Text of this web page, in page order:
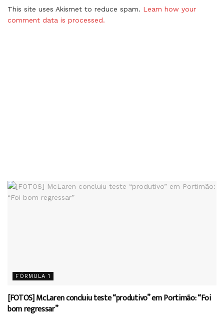
This site uses Akismet to reduce spam. Learn how your
comment data is processed.
FÓRMULA 1
[FOTOS] McLaren concluiu teste “produtivo” em Portimão: “Foi
bom regressar”